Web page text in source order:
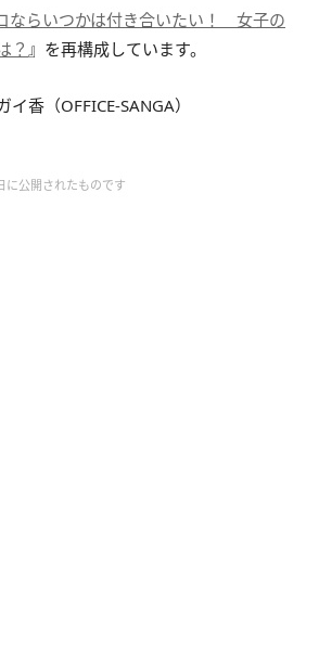
ならいつかは付き合いたい！ 女子の
？ 』を再構成しています。
香（OFFICE-SANGA）
に公開されたものです